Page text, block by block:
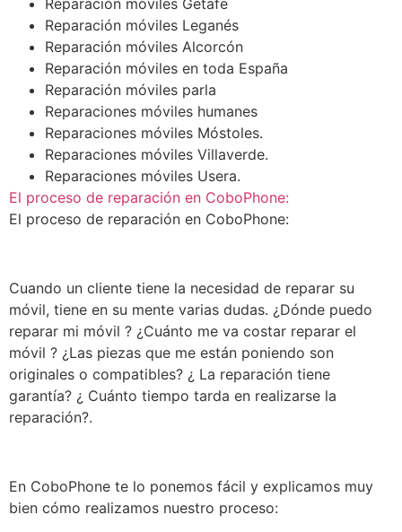
Reparación móviles Getafe
Reparación móviles Leganés
Reparación móviles Alcorcón
Reparación móviles en toda España
Reparación móviles parla
Reparaciones móviles humanes
Reparaciones móviles Móstoles.
Reparaciones móviles Villaverde.
Reparaciones móviles Usera.
El proceso de reparación en CoboPhone:
El proceso de reparación en CoboPhone:
Cuando un cliente tiene la necesidad de reparar su
móvil, tiene en su mente varias dudas. ¿Dónde puedo
reparar mi móvil ? ¿Cuánto me va costar reparar el
móvil ? ¿Las piezas que me están poniendo son
originales o compatibles? ¿ La reparación tiene
garantía? ¿ Cuánto tiempo tarda en realizarse la
reparación?.
En CoboPhone te lo ponemos fácil y explicamos muy
bien cómo realizamos nuestro proceso: